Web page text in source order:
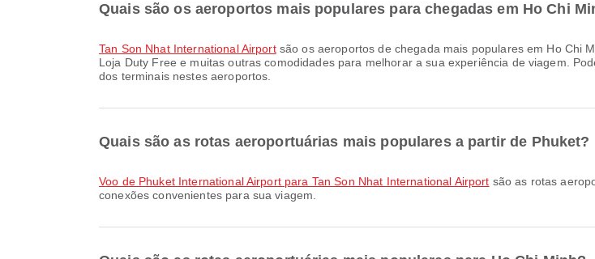
Quais são os aeroportos mais populares para chegadas em Ho Chi
Tan Son Nhat International Airportsão os aeroportos de chegada mais populares em Ho Chi
Loja Duty Free e muitas outras comodidades para melhorar a sua experiência de viagem.
dos terminais nestes aeroportos.
Quais são as rotas aeroportuárias mais populares a partir de Phuket?
voo de Phuket International Airport para Tan Son Nhat International Airport são as rotas
conexões convenientes para sua viagem.